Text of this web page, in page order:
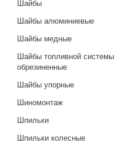
Шайбы
Шайбы алюминиевые
Шайбы медные
Шайбы топливной системы
обрезиненные
Шайбы упорные
Шиномонтаж
Шпильки
Шпильки колесные